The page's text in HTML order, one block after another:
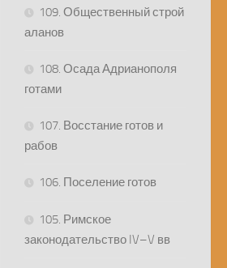
109. Общественный строй
аланов
108. Осада Адрианополя
готами
107. Восстание готов и
рабов
106. Поселение готов
105. Римское
законодательство IV–V вв